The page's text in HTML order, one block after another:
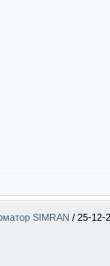
SIMRAN / 25-12-